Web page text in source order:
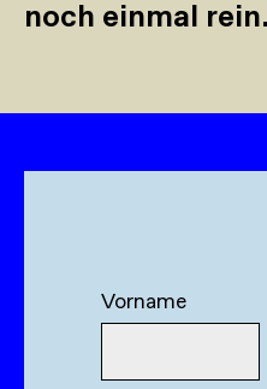
noch einmal rein.
Vorname